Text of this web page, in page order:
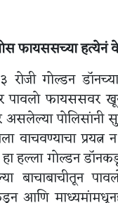
फायससच्या
रोजी गोल्डन
पावलो फायससवर
पोलिसांनी
वाचवण्याचा प्रयत्न
हा हल्ला गोल्डन
बाचाबाचीतून
आणि